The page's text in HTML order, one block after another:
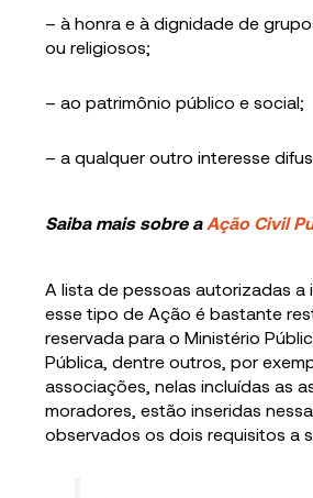
– à honra e à dignidade de
ou religiosos;
– ao patrimônio público e social;
– a qualquer outro interesse
Saiba mais sobre a Ação Civil
A lista de pessoas autorizadas a
esse tipo de Ação é bastante
reservada para o Ministério
Pública, dentre outros, por
associações, nelas incluídas as
moradores, estão inseridas nessa
observados os dois requisitos a